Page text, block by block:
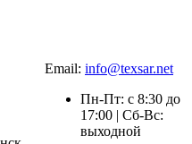
Email: info@texsar.net
Пн-Пт: с 8:30 до
17:00 | Сб-Вс:
выходной